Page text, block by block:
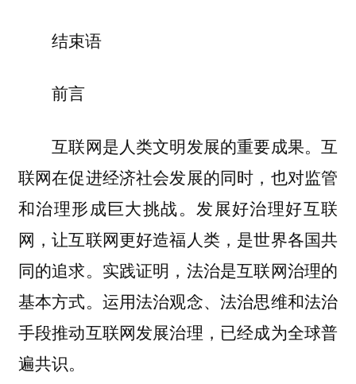
结束语
前言
互联网是人类文明发展的重要成果。互
联网在促进经济社会发展的同时，也对监管
和治理形成巨大挑战。发展好治理好互联
网，让互联网更好造福人类，是世界各国共
同的追求。实践证明，法治是互联网治理的
基本方式。运用法治观念、法治思维和法治
手段推动互联网发展治理，已经成为全球普
遍共识。